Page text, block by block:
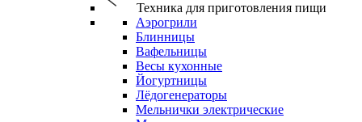
Техника для приготовления пищи
Аэрогрили
Блинницы
Вафельницы
Весы кухонные
Йогуртницы
Лёдогенераторы
Мельнички электрические